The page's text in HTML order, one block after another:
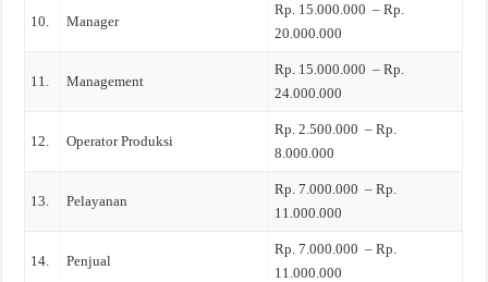
10. Manager
Rp. 15.000.000 – Rp.
20.000.000
11. Management
Rp. 15.000.000 – Rp.
24.000.000
12. Operator Produksi
Rp. 2.500.000 – Rp.
8.000.000
13. Pelayanan
Rp. 7.000.000 – Rp.
11.000.000
14. Penjual
Rp. 7.000.000 – Rp.
11.000.000